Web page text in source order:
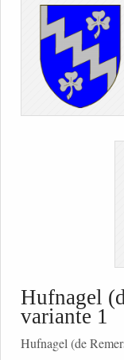
Hufnagel
variante 1
Hufnagel (de